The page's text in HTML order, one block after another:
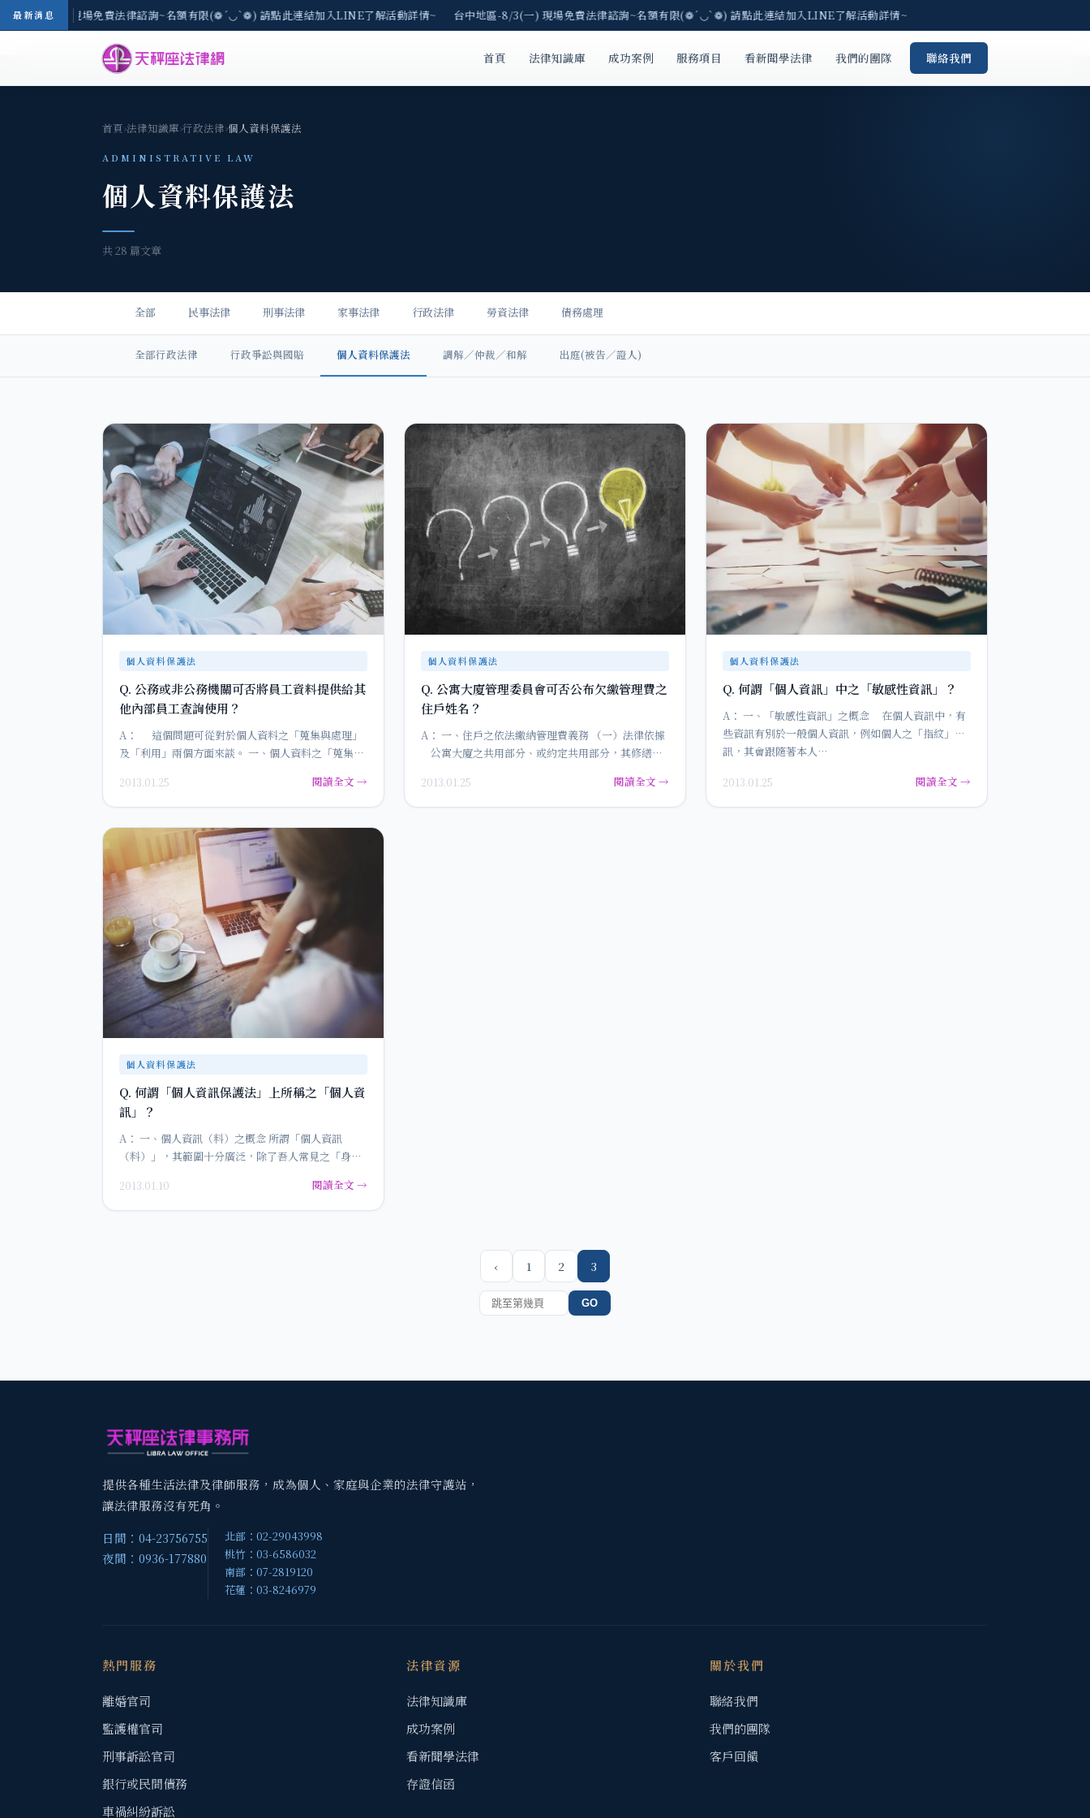
最新消息
區-8/3(一) 現場免費法律諮詢~名額有限(❁´◡`❁) 請點此連結加入LINE了解活動詳情~ 台中地區-8/3(一) 現場免費法律諮詢~名額有限(❁´◡`❁) 請點此連結加入LINE了解活動詳情~
首頁 法律知識庫 成功案例 服務項目 看新聞學法律 我們的團隊 聯絡我們
首頁›法律知識庫›行政法律›個人資料保護法
ADMINISTRATIVE LAW
個人資料保護法
共 28 篇文章
全部 民事法律 刑事法律 家事法律 行政法律 勞資法律 債務處理
全部行政法律 行政爭訟與國賠 個人資料保護法 調解／仲裁／和解 出庭(被告／證人)
個人資料保護法
Q. 公務或非公務機關可否將員工資料提供給其
他內部員工查詢使用？
A： 這個問題可從對於個人資料之「蒐集與處理」
及「利用」兩個方面來談。 一、個人資料之「蒐集與
2013.01.25 閱讀全文 →
個人資料保護法
Q. 公寓大廈管理委員會可否公布欠繳管理費之
住戶姓名？
A： 一、住戶之依法繳納管理費義務 （一）法律依據
公寓大廈之共用部分、或約定共用部分，其修繕、
2013.01.25 閱讀全文 →
個人資料保護法
Q. 何謂「個人資訊」中之「敏感性資訊」？
A： 一、「敏感性資訊」之概念 在個人資訊中，有
些資訊有別於一般個人資訊，例如個人之「指紋」資
訊，其會跟隨著本人…
2013.01.25 閱讀全文 →
個人資料保護法
Q. 何謂「個人資訊保護法」上所稱之「個人資
訊」？
A： 一、個人資訊（料）之概念 所謂「個人資訊
（料）」，其範圍十分廣泛，除了吾人常見之「身份
2013.01.10 閱讀全文 →
‹ 1 2 3
GO
提供各種生活法律及律師服務，成為個人、家庭與企業的法律守護站，
讓法律服務沒有死角。
日間：04-23756755
夜間：0936-177880
北部：02-29043998
桃竹：03-6586032
南部：07-2819120
花蓮：03-8246979
熱門服務
離婚官司
監護權官司
刑事訴訟官司
銀行或民間債務
車禍糾紛訴訟
法律資源
法律知識庫
成功案例
看新聞學法律
存證信函
關於我們
聯絡我們
我們的團隊
客戶回饋